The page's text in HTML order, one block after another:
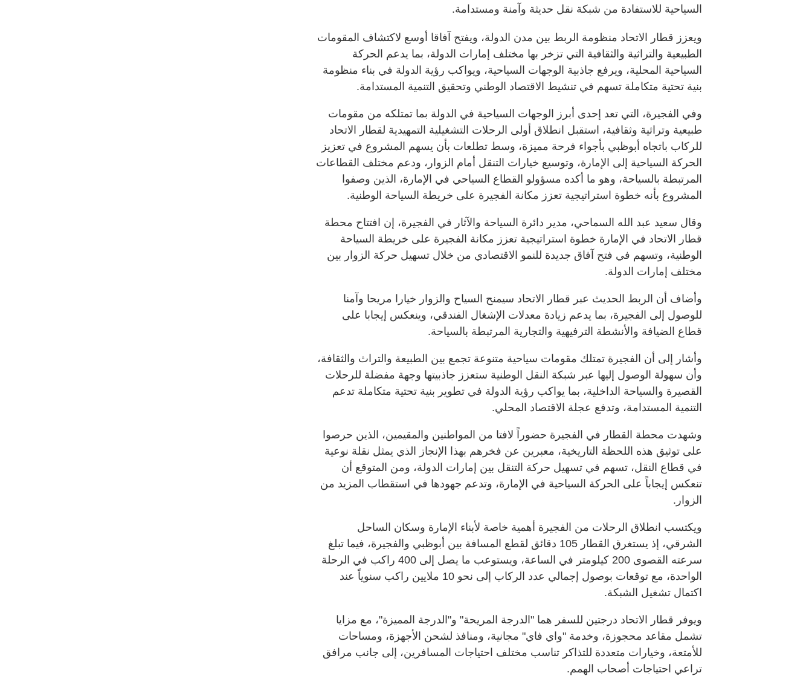
السياحية للاستفادة من شبكة نقل حديثة وآمنة ومستدامة.
ويعزز قطار الاتحاد منظومة الربط بين مدن الدولة، ويفتح آفاقا أوسع لاكتشاف المقومات
الطبيعية والتراثية والثقافية التي تزخر بها مختلف إمارات الدولة، بما يدعم الحركة
السياحية المحلية، ويرفع جاذبية الوجهات السياحية، ويواكب رؤية الدولة في بناء منظومة
بنية تحتية متكاملة تسهم في تنشيط الاقتصاد الوطني وتحقيق التنمية المستدامة.
وفي الفجيرة، التي تعد إحدى أبرز الوجهات السياحية في الدولة بما تمتلكه من مقومات
طبيعية وتراثية وثقافية، استقبل انطلاق أولى الرحلات التشغيلية التمهيدية لقطار الاتحاد
للركاب باتجاه أبوظبي بأجواء فرحة مميزة، وسط تطلعات بأن يسهم المشروع في تعزيز
الحركة السياحية إلى الإمارة، وتوسيع خيارات التنقل أمام الزوار، ودعم مختلف القطاعات
المرتبطة بالسياحة، وهو ما أكده مسؤولو القطاع السياحي في الإمارة، الذين وصفوا
المشروع بأنه خطوة استراتيجية تعزز مكانة الفجيرة على خريطة السياحة الوطنية.
وقال سعيد عبد الله السماحي، مدير دائرة السياحة والآثار في الفجيرة، إن افتتاح محطة
قطار الاتحاد في الإمارة خطوة استراتيجية تعزز مكانة الفجيرة على خريطة السياحة
الوطنية، وتسهم في فتح آفاق جديدة للنمو الاقتصادي من خلال تسهيل حركة الزوار بين
مختلف إمارات الدولة.
وأضاف أن الربط الحديث عبر قطار الاتحاد سيمنح السياح والزوار خيارا مريحا وآمنا
للوصول إلى الفجيرة، بما يدعم زيادة معدلات الإشغال الفندقي، وينعكس إيجابا على
قطاع الضيافة والأنشطة الترفيهية والتجارية المرتبطة بالسياحة.
وأشار إلى أن الفجيرة تمتلك مقومات سياحية متنوعة تجمع بين الطبيعة والتراث والثقافة،
وأن سهولة الوصول إليها عبر شبكة النقل الوطنية ستعزز جاذبيتها وجهة مفضلة للرحلات
القصيرة والسياحة الداخلية، بما يواكب رؤية الدولة في تطوير بنية تحتية متكاملة تدعم
التنمية المستدامة، وتدفع عجلة الاقتصاد المحلي.
وشهدت محطة القطار في الفجيرة حضوراً لافتا من المواطنين والمقيمين، الذين حرصوا
على توثيق هذه اللحظة التاريخية، معبرين عن فخرهم بهذا الإنجاز الذي يمثل نقلة نوعية
في قطاع النقل، تسهم في تسهيل حركة التنقل بين إمارات الدولة، ومن المتوقع أن
تنعكس إيجاباً على الحركة السياحية في الإمارة، وتدعم جهودها في استقطاب المزيد من
الزوار.
ويكتسب انطلاق الرحلات من الفجيرة أهمية خاصة لأبناء الإمارة وسكان الساحل
الشرقي، إذ يستغرق القطار 105 دقائق لقطع المسافة بين أبوظبي والفجيرة، فيما تبلغ
سرعته القصوى 200 كيلومتر في الساعة، ويستوعب ما يصل إلى 400 راكب في الرحلة
الواحدة، مع توقعات بوصول إجمالي عدد الركاب إلى نحو 10 ملايين راكب سنوياً عند
اكتمال تشغيل الشبكة.
ويوفر قطار الاتحاد درجتين للسفر هما "الدرجة المريحة" و"الدرجة المميزة"، مع مزايا
تشمل مقاعد محجوزة، وخدمة "واي فاي" مجانية، ومنافذ لشحن الأجهزة، ومساحات
للأمتعة، وخيارات متعددة للتذاكر تناسب مختلف احتياجات المسافرين، إلى جانب مرافق
تراعي احتياجات أصحاب الهمم.